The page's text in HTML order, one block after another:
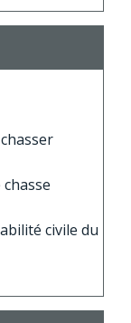
civile du